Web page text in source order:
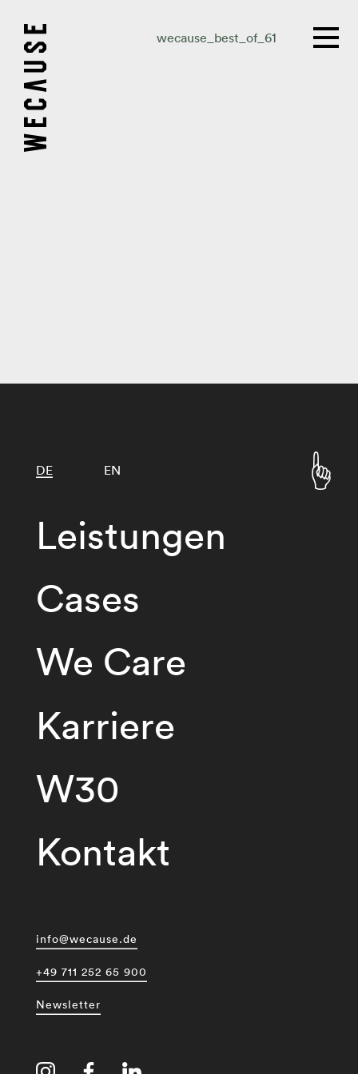
wecause_best_of_61
Leistungen
Cases
We Care
Karriere
W30
Kontakt
DE EN
info@wecause.de
+49 711 252 65 900
Newsletter